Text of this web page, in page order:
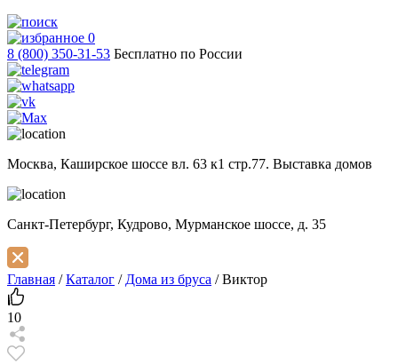
0
8 (800) 350-31-53 Бесплатно по России
Москва, Каширское шоссе вл. 63 к1 стр.77. Выставка домов
Санкт-Петербург, Кудрово, Мурманское шоссе, д. 35
Главная /Каталог / Дома из бруса /Виктор
10